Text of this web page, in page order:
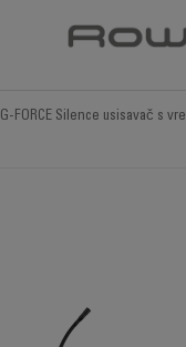
G-FORCE Silence usisavač s